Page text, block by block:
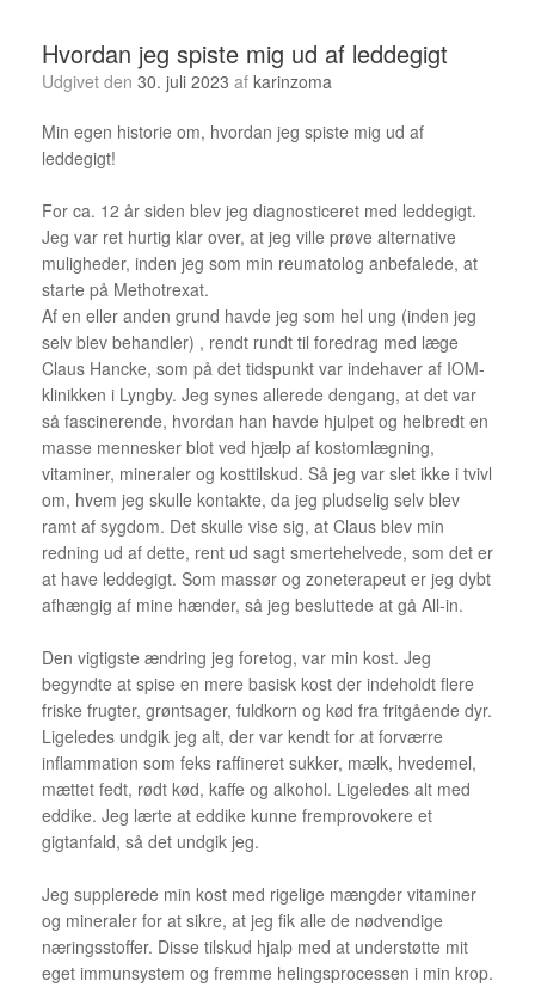
Hvordan jeg spiste mig ud af leddegigt
Udgivet den 30. juli 2023 af karinzoma
Min egen historie om, hvordan jeg spiste mig ud af
leddegigt!
For ca. 12 år siden blev jeg diagnosticeret med leddegigt.
Jeg var ret hurtig klar over, at jeg ville prøve alternative
muligheder, inden jeg som min reumatolog anbefalede, at
starte på Methotrexat.
Af en eller anden grund havde jeg som hel ung (inden jeg
selv blev behandler) , rendt rundt til foredrag med læge
Claus Hancke, som på det tidspunkt var indehaver af IOM-
klinikken i Lyngby. Jeg synes allerede dengang, at det var
så fascinerende, hvordan han havde hjulpet og helbredt en
masse mennesker blot ved hjælp af kostomlægning,
vitaminer, mineraler og kosttilskud. Så jeg var slet ikke i tvivl
om, hvem jeg skulle kontakte, da jeg pludselig selv blev
ramt af sygdom. Det skulle vise sig, at Claus blev min
redning ud af dette, rent ud sagt smertehelvede, som det er
at have leddegigt. Som massør og zoneterapeut er jeg dybt
afhængig af mine hænder, så jeg besluttede at gå All-in.
Den vigtigste ændring jeg foretog, var min kost. Jeg
begyndte at spise en mere basisk kost der indeholdt flere
friske frugter, grøntsager, fuldkorn og kød fra fritgående dyr.
Ligeledes undgik jeg alt, der var kendt for at forværre
inflammation som feks raffineret sukker, mælk, hvedemel,
mættet fedt, rødt kød, kaffe og alkohol. Ligeledes alt med
eddike. Jeg lærte at eddike kunne fremprovokere et
gigtanfald, så det undgik jeg.
Jeg supplerede min kost med rigelige mængder vitaminer
og mineraler for at sikre, at jeg fik alle de nødvendige
næringsstoffer. Disse tilskud hjalp med at understøtte mit
eget immunsystem og fremme helingsprocessen i min krop.